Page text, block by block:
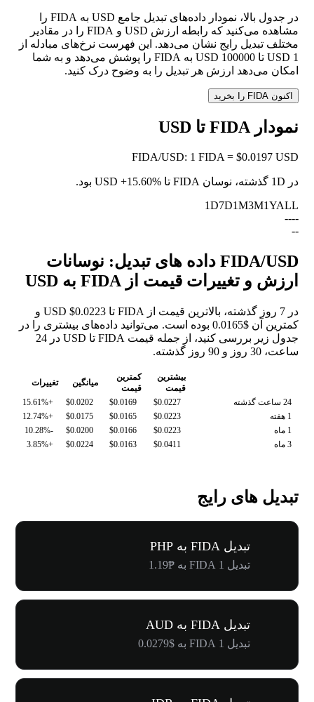
در جدول بالا، نمودار داده‌های تبدیل جامع USD به FIDA را
مشاهده می‌کنید که رابطه ارزش USD و FIDA را در مقادیر
مختلف تبدیل رایج نشان می‌دهد. این فهرست نرخ‌های مبادله از
1 USD تا 100000 USD به FIDA را پوشش می‌دهد و به شما
امکان می‌دهد ارزش هر تبدیل را به وضوح درک کنید.
اکنون FIDA را بخرید
نمودار FIDA تا USD
FIDA/USD: 1 FIDA = $0.0197 USD
در 1D گذشته، نوسان FIDA تا USD +15.60%
بود.
1D7D1M3M1YALL
--
--
--
FIDA/USD داده های تبدیل: نوسانات
ارزش و تغییرات قیمت از FIDA به USD
در 7 روز گذشته، بالاترین قیمت از FIDA تا USD $0.0223 و
کمترین آن $0.0165 بوده است. می‌توانید داده‌های بیشتری را در
جدول زیر بررسی کنید، از جمله قیمت FIDA تا USD در 24
ساعت، 30 روز و 90 روز گذشته.
بیشترین
قیمت
کمترین
قیمت
میانگین
تغییرات
24 ساعت گذشته
$0.0227
$0.0169
$0.0202
+15.61%
1 هفته
$0.0223
$0.0165
$0.0175
+12.74%
1 ماه
$0.0223
$0.0166
$0.0200
-10.28%
3 ماه
$0.0411
$0.0163
$0.0224
+3.85%
تبدیل های رایج
تبدیل FIDA به PHP
تبدیل 1 FIDA به ₱1.19
تبدیل FIDA به AUD
تبدیل 1 FIDA به $0.0279